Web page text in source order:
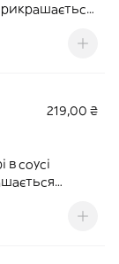
219,00 ₴
в соусі